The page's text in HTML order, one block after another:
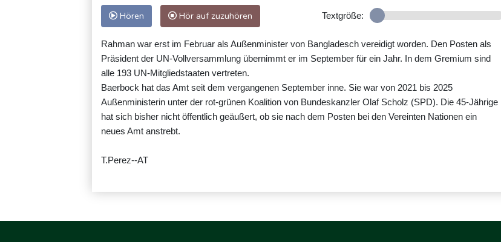
Hören Hör auf zuzuhören Textgröße:
Rahman war erst im Februar als Außenminister von Bangladesch vereidigt worden. Den Posten als
Präsident der UN-Vollversammlung übernimmt er im September für ein Jahr. In dem Gremium sind
alle 193 UN-Mitgliedstaaten vertreten.
Baerbock hat das Amt seit dem vergangenen September inne. Sie war von 2021 bis 2025
Außenministerin unter der rot-grünen Koalition von Bundeskanzler Olaf Scholz (SPD). Die 45-Jährige
hat sich bisher nicht öffentlich geäußert, ob sie nach dem Posten bei den Vereinten Nationen ein
neues Amt anstrebt.
T.Perez--AT